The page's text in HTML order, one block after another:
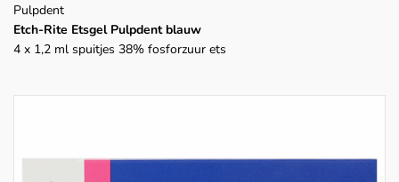
Pulpdent
Etch-Rite Etsgel Pulpdent blauw
4 x 1,2 ml spuitjes 38% fosforzuur ets